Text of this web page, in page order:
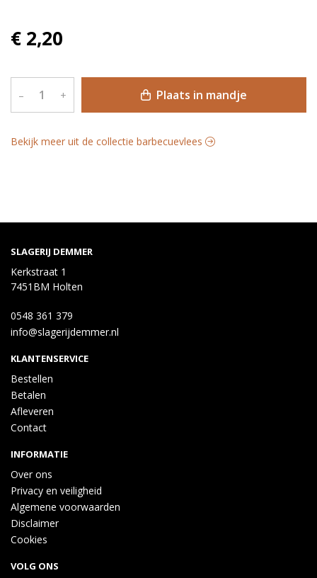
€ 2,20
– + Plaats in mandje
Bekijk meer uit de collectie barbecuevlees
SLAGERIJ DEMMER
Kerkstraat 1
7451BM Holten
0548 361 379
info@slagerijdemmer.nl
KLANTENSERVICE
Bestellen
Betalen
Afleveren
Contact
INFORMATIE
Over ons
Privacy en veiligheid
Algemene voorwaarden
Disclaimer
Cookies
VOLG ONS